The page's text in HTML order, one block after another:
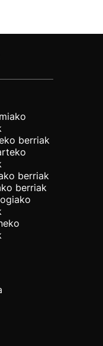
berriak
berriak
berriak